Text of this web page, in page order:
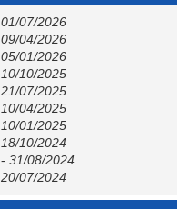
01/07/2026
09/04/2026
05/01/2026
10/10/2025
21/07/2025
10/04/2025
10/01/2025
18/10/2024
- 31/08/2024
20/07/2024